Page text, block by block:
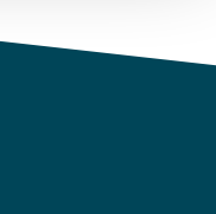
sitio web con
publicidad y análisis